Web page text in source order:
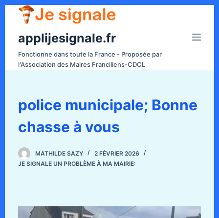
applijesignale.fr
Fonctionne dans toute la France - Proposée par
l'Association des Maires Franciliens-CDCL
police municipale; Bonne
chasse à vous
MATHILDE SAZY
2 FÉVRIER 2026
JE SIGNALE UN PROBLÈME À MA MAIRIE: